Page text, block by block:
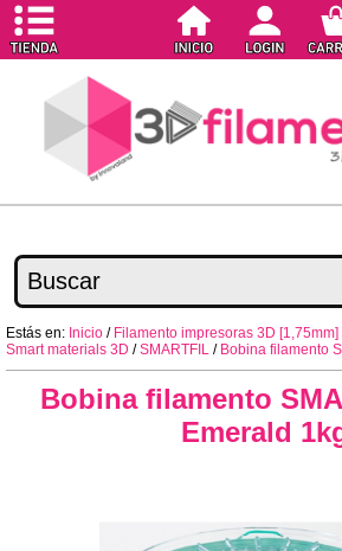
Estás en: Inicio / Filamento impresoras 3D [1,75mm]
Smart materials 3D /SMARTFIL / Bobina filamento
Bobina filamento
Emerald